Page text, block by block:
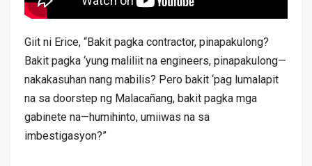
Giit ni Erice, “Bakit pagka contractor, pinapakulong?
Bakit pagka ‘yung maliliit na engineers, pinapakulong—
nakakasuhan nang mabilis? Pero bakit ‘pag lumalapit
na sa doorstep ng Malacañang, bakit pagka mga
gabinete na—humihinto, umiiwas na sa
imbestigasyon?”